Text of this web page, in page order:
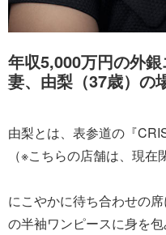
年収5,000万円の外
妻、由梨（37歳）の
由梨とは、表参道の『
（※こちらの店舗は、現在
にこやかに待ち合わせの
の半袖ワンピースに身を